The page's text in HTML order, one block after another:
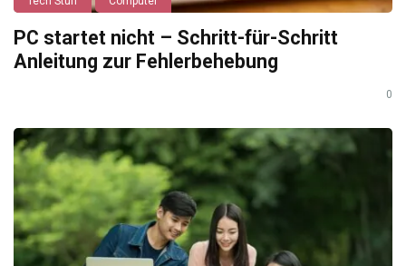
PC startet nicht – Schritt-für-Schritt
Anleitung zur Fehlerbehebung
0